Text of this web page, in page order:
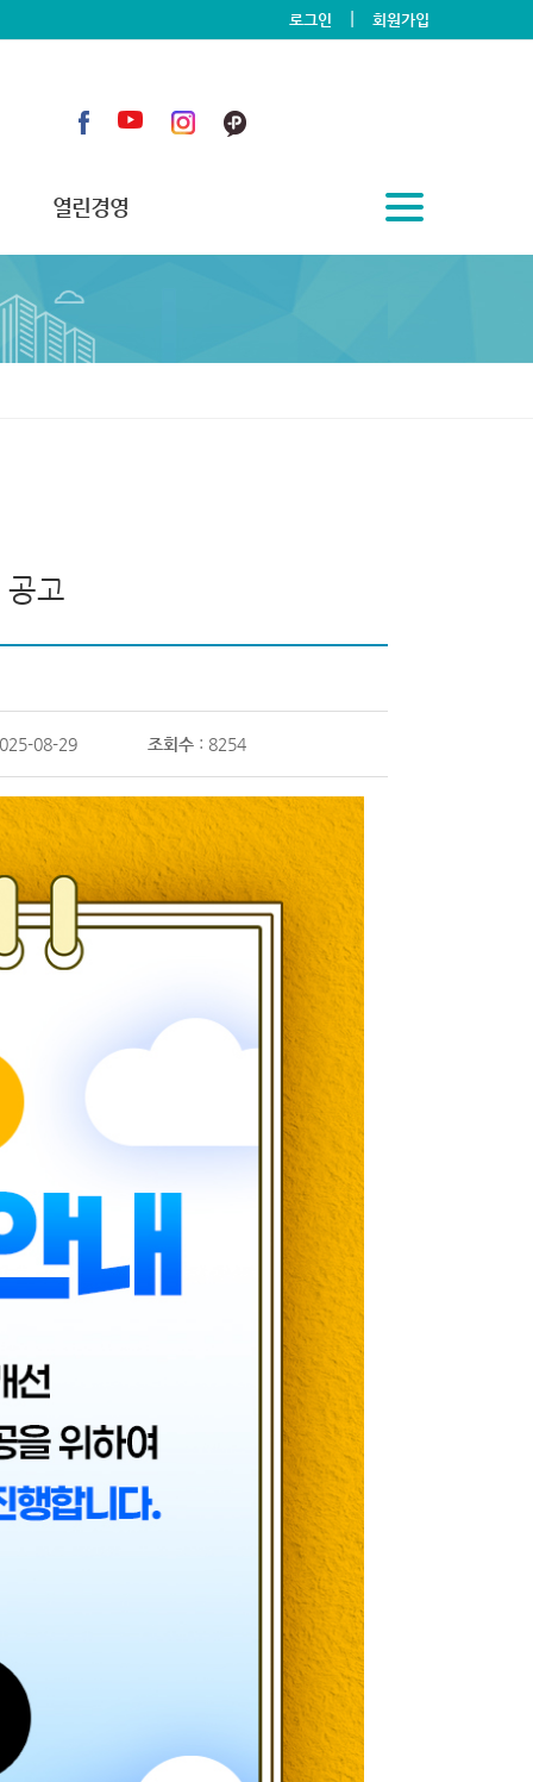
회원가입
|
로그인
열린경영
고
08-29 조회수 : 8254